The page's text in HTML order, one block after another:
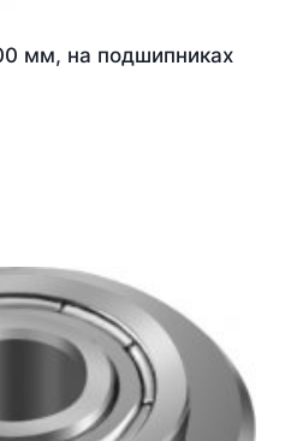
мм, на подшипниках